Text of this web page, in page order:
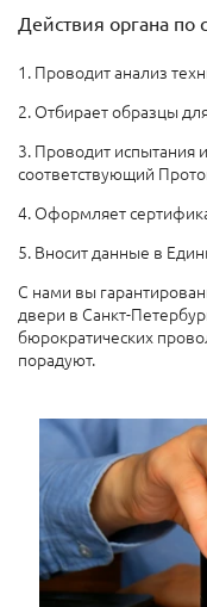
Действия органа по
1. Проводит анализ
2. Отбирает образцы
3. Проводит испытания
соответствующий
4. Оформляет
5. Вносит данные в
С нами вы
двери в Санкт-
бюрократических
порадуют.